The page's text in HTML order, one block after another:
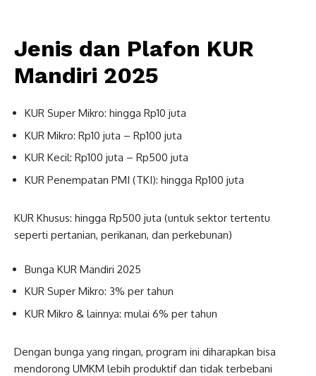
Jenis dan Plafon KUR
Mandiri 2025
KUR Super Mikro: hingga Rp10 juta
KUR Mikro: Rp10 juta – Rp100 juta
KUR Kecil: Rp100 juta – Rp500 juta
KUR Penempatan PMI (TKI): hingga Rp100 juta
KUR Khusus: hingga Rp500 juta (untuk sektor tertentu
seperti pertanian, perikanan, dan perkebunan)
Bunga KUR Mandiri 2025
KUR Super Mikro: 3% per tahun
KUR Mikro & lainnya: mulai 6% per tahun
Dengan bunga yang ringan, program ini diharapkan bisa
mendorong UMKM lebih produktif dan tidak terbebani